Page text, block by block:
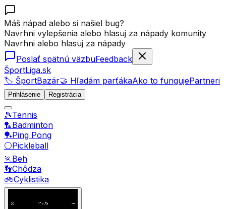
Máš nápad alebo si našiel bug?
Navrhni vylepšenia alebo hlasuj za nápady komunity
Navrhni alebo hlasuj za nápady
Poslať spätnú väzbuFeedback
ŠportLiga.sk
🏷️ ŠportBazár🤝 Hľadám parťákaAko to fungujePartneri
Prihlásenie Registrácia
🎾Tennis
🏸Badminton
🏓Ping Pong
⚪Pickleball
🏃Beh
👣Chôdza
🚲Cyklistika